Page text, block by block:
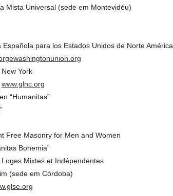
Mista Universal (sede em Montevidéu)
para los Estados Unidos de Norte América
York
www.glnc.org
“Humanitas”
Free Masonry for Men and Women
Bohemia”
Mixtes et Indépendentes
(sede em Córdoba)